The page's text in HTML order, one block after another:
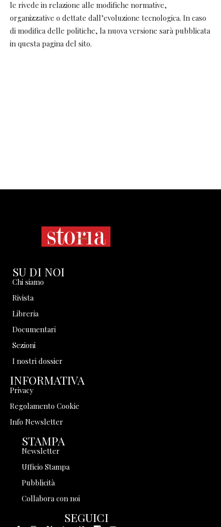
le rivede in relazione alle modifiche normative,
organizzative o dettate dall’evoluzione tecnologica. In caso
di modifica delle politiche, la nuova versione sarà pubblicata
in questa pagina del sito.
SU DI NOI
Chi siamo
Rivista
Libreria
Documentari
Sezioni
I nostri dossier
INFORMATIVA
Privacy
Regolamento Cookie
Info Newsletter
STAMPA
Newsletter
Ufficio Stampa
Pubblicità
Collabora con noi
SEGUICI